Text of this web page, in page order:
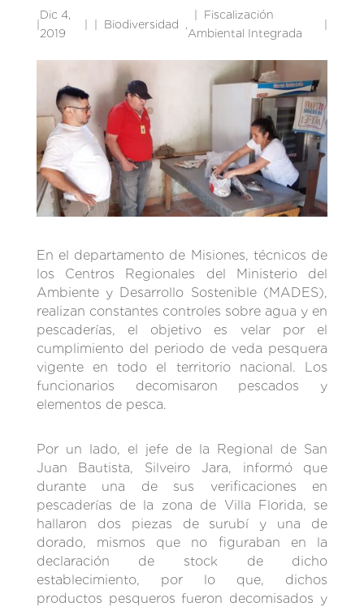
|
Dic 4,
2019
| Biodiversidad ,
Fiscalización
Ambiental Integrada
|
En el departamento de Misiones, técnicos de
los Centros Regionales del Ministerio del
Ambiente y Desarrollo Sostenible (MADES),
realizan constantes controles sobre agua y en
pescaderías, el objetivo es velar por el
cumplimiento del periodo de veda pesquera
vigente en todo el territorio nacional. Los
funcionarios decomisaron pescados y
elementos de pesca.
Por un lado, el jefe de la Regional de San
Juan Bautista, Silveiro Jara, informó que
durante una de sus verificaciones en
pescaderías de la zona de Villa Florida, se
hallaron dos piezas de surubí y una de
dorado, mismos que no figuraban en la
declaración de stock de dicho
establecimiento, por lo que, dichos
productos pesqueros fueron decomisados y